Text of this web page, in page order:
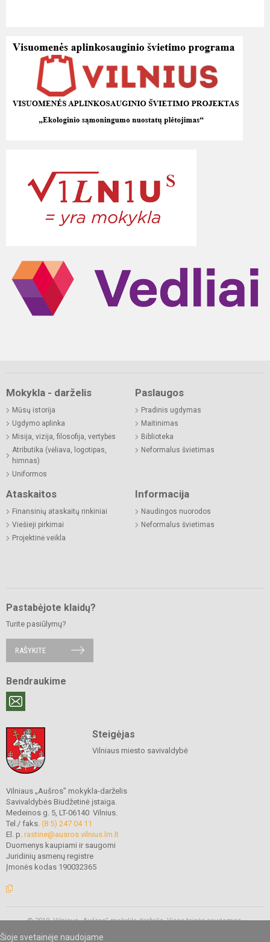
Šioje svetainėje naudojame
Mokykla - darželis
Mūsų istorija
Ugdymo aplinka
Misija, vizija, filosofija, vertybės
Atributika (vėliava, logotipas,
himnas)
Uniformos
Paslaugos
Pradinis ugdymas
Maitinimas
Biblioteka
Neformalus švietimas
Ataskaitos
Finansinių ataskaitų rinkiniai
Viešieji pirkimai
Projektinė veikla
Informacija
Naudingos nuorodos
Neformalus švietimas
Pastabėjote klaidų?
Turite pasiūlymų?
RAŠYKITE
Bendraukime
Steigėjas
Vilniaus miesto savivaldybė
Vilniaus „Aušros” mokykla-darželis
Savivaldybės Biudžetinė įstaiga.
Medeinos g. 5, LT-06140 Vilnius.
Tel./ faks. (8 5) 247 04 11
El. p. rastine@ausros.vilnius.lm.lt
Duomenys kaupiami ir saugomi
Juridinių asmenų registre
Įmonės kodas 190032365
© 2019. Vilniaus „Aušros” mokykla-darželis. Visos teisės saugomos.